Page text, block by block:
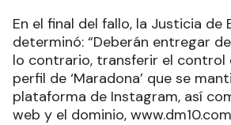
En el final del fallo, la Justicia de
determinó: “Deberán entregar
lo contrario, transferir el control
perfil de ‘Maradona’ que se
plataforma de Instagram, así
web y el dominio,